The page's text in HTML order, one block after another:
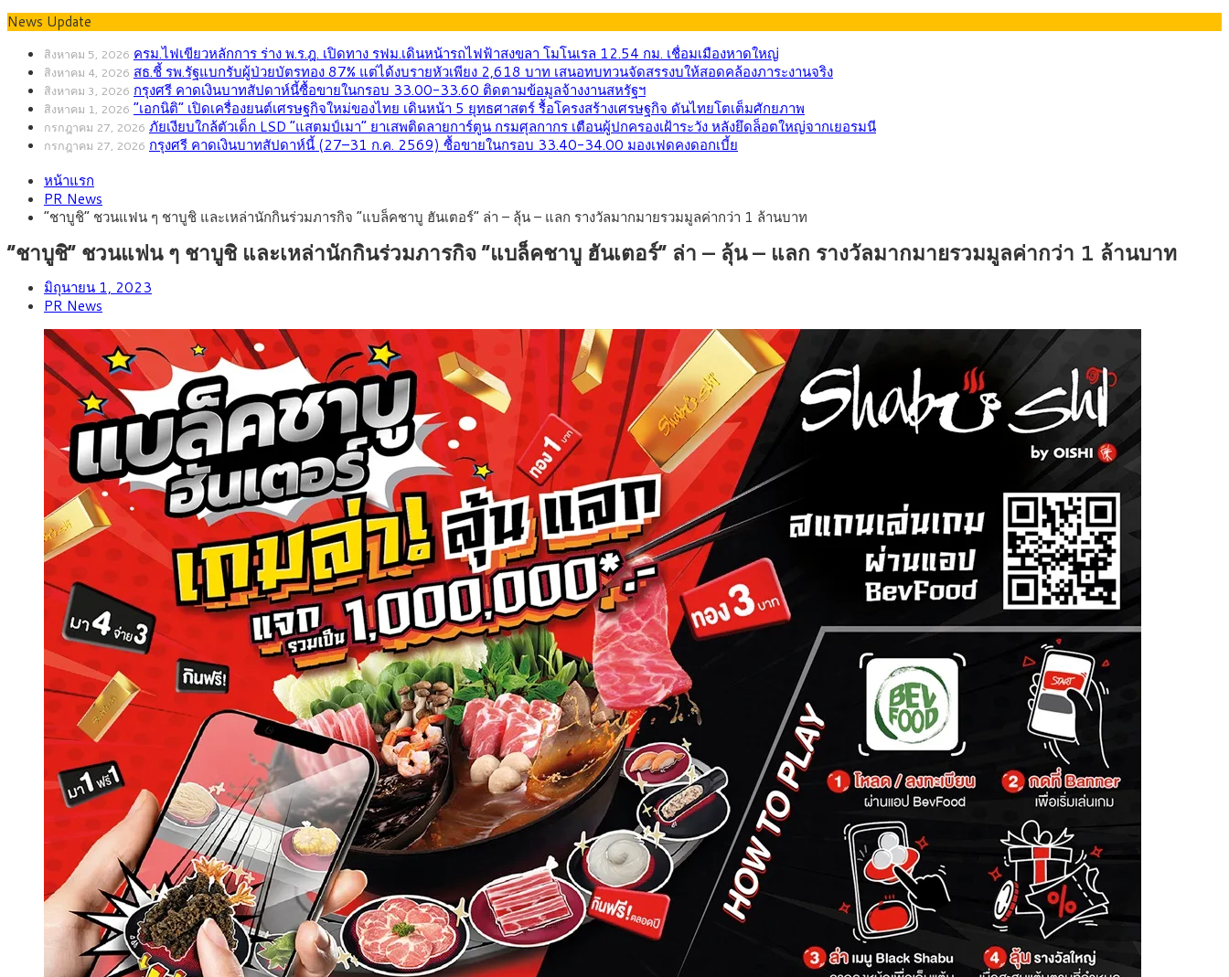
News Update
สิงหาคม 5, 2026 ครม.ไฟเขียวหลักการ ร่าง พ.ร.ฎ. เปิดทาง รฟม.เดินหน้ารถไฟฟ้าสงขลา โมโนเรล 12.54 กม. เชื่อมเมืองหาดใหญ่
สิงหาคม 4, 2026 สธ.ชี้ รพ.รัฐแบกรับผู้ป่วยบัตรทอง 87% แต่ได้งบรายหัวเพียง 2,618 บาท เสนอทบทวนจัดสรรงบให้สอดคล้องภาระงานจริง
สิงหาคม 3, 2026 กรุงศรี คาดเงินบาทสัปดาห์นี้ซื้อขายในกรอบ 33.00-33.60 ติดตามข้อมูลจ้างงานสหรัฐฯ
สิงหาคม 1, 2026 “เอกนิติ” เปิดเครื่องยนต์เศรษฐกิจใหม่ของไทย เดินหน้า 5 ยุทธศาสตร์ รื้อโครงสร้างเศรษฐกิจ ดันไทยโตเต็มศักยภาพ
กรกฎาคม 27, 2026 ภัยเงียบใกล้ตัวเด็ก LSD “แสตมป์เมา” ยาเสพติดลายการ์ตูน กรมศุลกากร เตือนผู้ปกครองเฝ้าระวัง หลังยึดล็อตใหญ่จากเยอรมนี
กรกฎาคม 27, 2026 กรุงศรี คาดเงินบาทสัปดาห์นี้ (27–31 ก.ค. 2569) ซื้อขายในกรอบ 33.40-34.00 มองเฟดคงดอกเบี้ย
หน้าแรก
PR News
“ชาบูชิ” ชวนแฟน ๆ ชาบูชิ และเหล่านักกินร่วมภารกิจ “แบล็คชาบู ฮันเตอร์” ล่า – ลุ้น – แลก รางวัลมากมายรวมมูลค่ากว่า 1 ล้านบาท
“ชาบูชิ” ชวนแฟน ๆ ชาบูชิ และเหล่านักกินร่วมภารกิจ “แบล็คชาบู ฮันเตอร์” ล่า – ลุ้น – แลก รางวัลมากมายรวมมูลค่ากว่า 1 ล้านบาท
มิถุนายน 1, 2023
PR News